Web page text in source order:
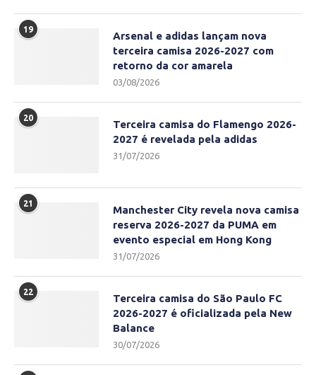
19
Arsenal e adidas lançam nova
terceira camisa 2026-2027 com
retorno da cor amarela
03/08/2026
20
Terceira camisa do Flamengo 2026-
2027 é revelada pela adidas
31/07/2026
21
Manchester City revela nova camisa
reserva 2026-2027 da PUMA em
evento especial em Hong Kong
31/07/2026
22
Terceira camisa do São Paulo FC
2026-2027 é oficializada pela New
Balance
30/07/2026